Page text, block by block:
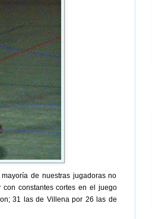
de nuestras jugadoras no
constantes cortes en el juego
31 las de Villena por 26 las de